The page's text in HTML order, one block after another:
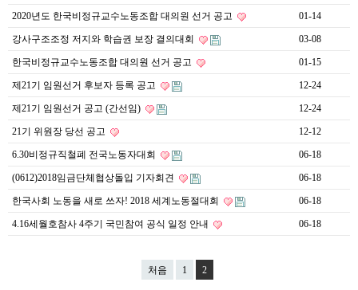
2020년도 한국비정규교수노동조합 대의원 선거 공고 01-14
강사구조조정 저지와 학습권 보장 결의대회 03-08
한국비정규교수노동조합 대의원 선거 공고 01-15
제21기 임원선거 후보자 등록 공고 12-24
제21기 임원선거 공고 (간선임) 12-24
21기 위원장 당선 공고 12-12
6.30비정규직철폐 전국노동자대회 06-18
(0612)2018임금단체협상돌입 기자회견 06-18
한국사회 노동을 새로 쓰자! 2018 세계노동절대회 06-18
4.16세월호참사 4주기 국민참여 공식 일정 안내 06-18
처음 1 2